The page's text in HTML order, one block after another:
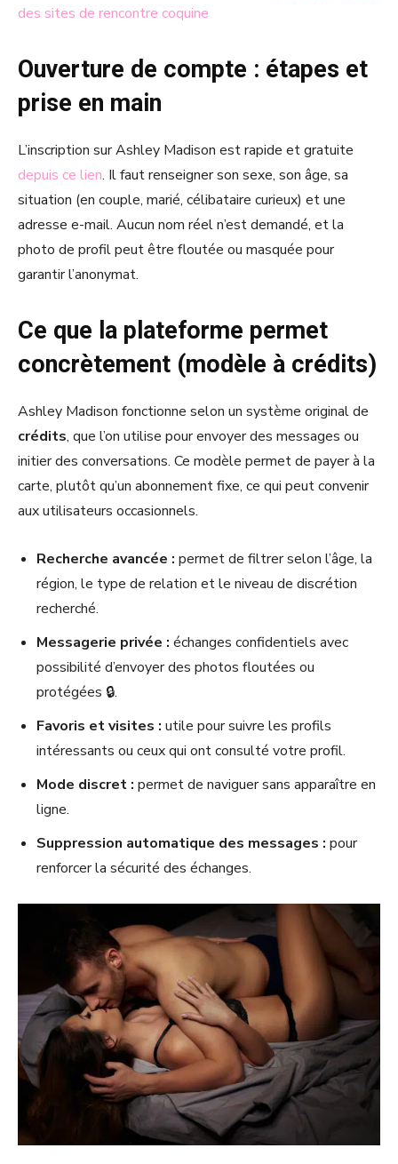
des sites de rencontre coquine
Ouverture de compte : étapes et
prise en main
L’inscription sur Ashley Madison est rapide et gratuite
depuis ce lien. Il faut renseigner son sexe, son âge, sa
situation (en couple, marié, célibataire curieux) et une
adresse e-mail. Aucun nom réel n’est demandé, et la
photo de profil peut être floutée ou masquée pour
garantir l’anonymat.
Ce que la plateforme permet
concrètement (modèle à crédits)
Ashley Madison fonctionne selon un système original de
crédits, que l’on utilise pour envoyer des messages ou
initier des conversations. Ce modèle permet de payer à la
carte, plutôt qu’un abonnement fixe, ce qui peut convenir
aux utilisateurs occasionnels.
Recherche avancée : permet de filtrer selon l’âge, la
région, le type de relation et le niveau de discrétion
recherché.
Messagerie privée : échanges confidentiels avec
possibilité d’envoyer des photos floutées ou
protégées 🔒.
Favoris et visites : utile pour suivre les profils
intéressants ou ceux qui ont consulté votre profil.
Mode discret : permet de naviguer sans apparaître en
ligne.
Suppression automatique des messages : pour
renforcer la sécurité des échanges.